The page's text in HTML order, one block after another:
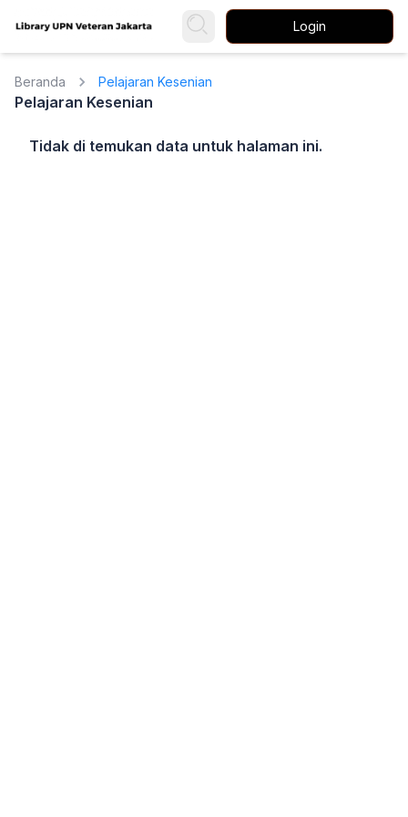
Login
Beranda Pelajaran Kesenian
Pelajaran Kesenian
Tidak di temukan data untuk halaman ini.